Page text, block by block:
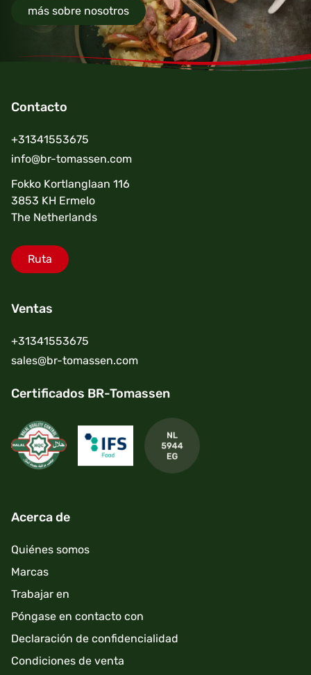
más sobre nosotros
Footer
Contacto
+31341553675
info@br-tomassen.com
Fokko Kortlanglaan 116
3853 KH Ermelo
The Netherlands
Ruta
Ventas
+31341553675
sales@br-tomassen.com
Certificados BR-Tomassen
Acerca de
Quiénes somos
Marcas
Trabajar en
Póngase en contacto con
Declaración de confidencialidad
Condiciones de venta